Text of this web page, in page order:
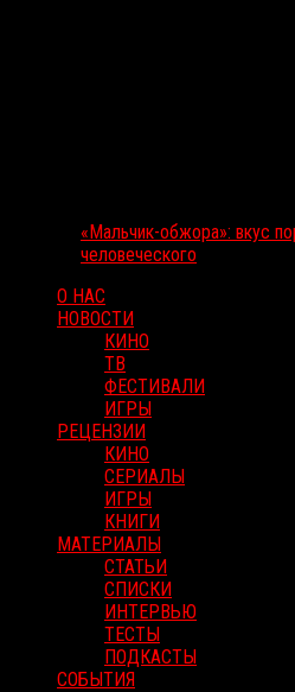
«Мальчик-обжора»: вкус
человеческого
О НАС
НОВОСТИ
КИНО
ТВ
ФЕСТИВАЛИ
ИГРЫ
РЕЦЕНЗИИ
КИНО
СЕРИАЛЫ
ИГРЫ
КНИГИ
МАТЕРИАЛЫ
СТАТЬИ
СПИСКИ
ИНТЕРВЬЮ
ТЕСТЫ
ПОДКАСТЫ
СОБЫТИЯ